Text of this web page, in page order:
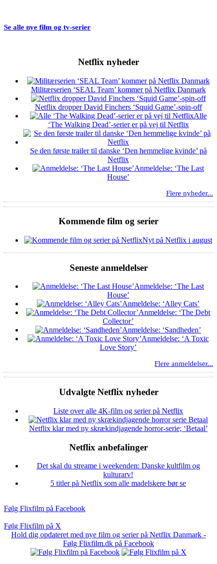
Se alle nye film og tv-serier
Netflix nyheder
Militærserien ‘SEAL Team’ kommer på Netflix Danmark
Netflix dropper David Finchers ‘Squid Game’-spin-off
Alle
‘The Walking Dead’-serier er på vej til Netflix
Se den første trailer til danske ‘Den hemmelige kvinde’ på
Netflix
Anmeldelse: ‘The Last
House’
Flere nyheder...
Kommende film og serier
Nyt på Netflix i august
Seneste anmeldelser
Anmeldelse: ‘The Last
House’
Anmeldelse: ‘Alley Cats’
Anmeldelse: ‘The Debt
Collector’
Anmeldelse: ‘Sandheden’
Anmeldelse: ‘A Toxic
Love Story’
Flere anmeldelser...
Udvalgte Netflix nyheder
Liste over alle 4K-film og serier på Netflix
Netflix klar med ny skrækindjagende horror-serie; ‘Betaal’
Netflix anbefalinger
Det skal du streame i weekenden: Danske kultfilm og
kulturarv!
5 titler på Netflix som alle madelskere bør se
Følg Flixfilm på Facebook
Følg Flixfilm på X
Hold dig opdateret med nye film og serier på Netflix Danmark -
Følg Flixfilm.dk på Facebook